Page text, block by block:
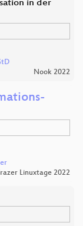
in der
Nook 2022
Linuxtage 2022